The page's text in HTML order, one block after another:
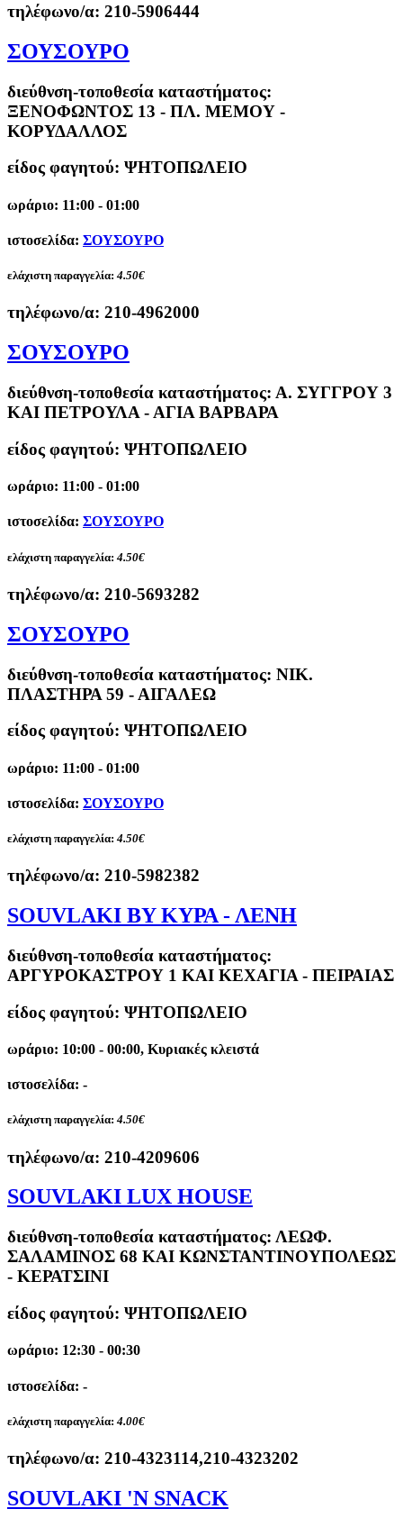
τηλέφωνο/α: 210-5906444
ΣΟΥΣΟΥΡΟ
διεύθνση-τοποθεσία καταστήματος:
ΞΕΝΟΦΩΝΤΟΣ 13 - ΠΛ. ΜΕΜΟΥ -
ΚΟΡΥΔΑΛΛΟΣ
είδος φαγητού: ΨΗΤΟΠΩΛΕΙΟ
ωράριο: 11:00 - 01:00
ιστοσελίδα: ΣΟΥΣΟΥΡΟ
ελάχιστη παραγγελία: 4.50€
τηλέφωνο/α: 210-4962000
ΣΟΥΣΟΥΡΟ
διεύθνση-τοποθεσία καταστήματος: Α. ΣΥΓΓΡΟΥ 3
ΚΑΙ ΠΕΤΡΟΥΛΑ - ΑΓΙΑ ΒΑΡΒΑΡΑ
είδος φαγητού: ΨΗΤΟΠΩΛΕΙΟ
ωράριο: 11:00 - 01:00
ιστοσελίδα: ΣΟΥΣΟΥΡΟ
ελάχιστη παραγγελία: 4.50€
τηλέφωνο/α: 210-5693282
ΣΟΥΣΟΥΡΟ
διεύθνση-τοποθεσία καταστήματος: NIK.
ΠΛΑΣΤΗΡΑ 59 - ΑΙΓΑΛΕΩ
είδος φαγητού: ΨΗΤΟΠΩΛΕΙΟ
ωράριο: 11:00 - 01:00
ιστοσελίδα: ΣΟΥΣΟΥΡΟ
ελάχιστη παραγγελία: 4.50€
τηλέφωνο/α: 210-5982382
SOUVLAKI BY ΚΥΡΑ - ΛΕΝΗ
διεύθνση-τοποθεσία καταστήματος:
ΑΡΓΥΡΟΚΑΣΤΡΟΥ 1 ΚΑΙ ΚΕΧΑΓΙΑ - ΠΕΙΡΑΙΑΣ
είδος φαγητού: ΨΗΤΟΠΩΛΕΙΟ
ωράριο: 10:00 - 00:00, Κυριακές κλειστά
ιστοσελίδα: -
ελάχιστη παραγγελία: 4.50€
τηλέφωνο/α: 210-4209606
SOUVLAKI LUX HOUSE
διεύθνση-τοποθεσία καταστήματος: ΛΕΩΦ.
ΣΑΛΑΜΙΝΟΣ 68 ΚΑΙ ΚΩΝΣΤΑΝΤΙΝΟΥΠΟΛΕΩΣ
- ΚΕΡΑΤΣΙΝΙ
είδος φαγητού: ΨΗΤΟΠΩΛΕΙΟ
ωράριο: 12:30 - 00:30
ιστοσελίδα: -
ελάχιστη παραγγελία: 4.00€
τηλέφωνο/α: 210-4323114,210-4323202
SOUVLAKI 'N SNACK